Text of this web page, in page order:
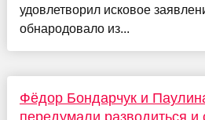
удовлетворил исковое
обнародовало из...
Фёдор Бондарчук и